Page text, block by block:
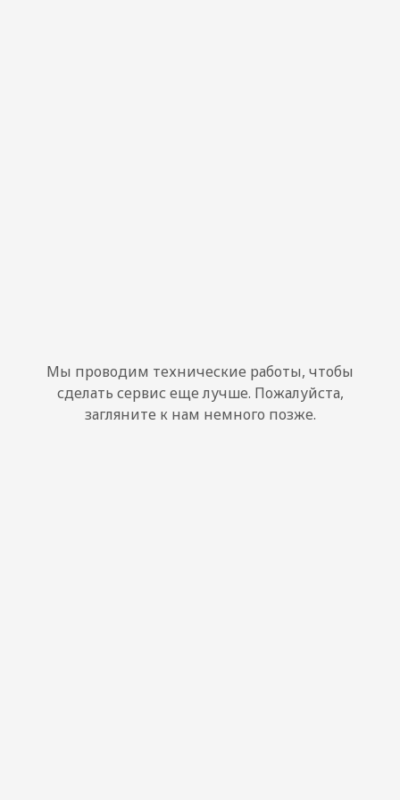
Мы проводим технические работы, чтобы
сделать сервис еще лучше. Пожалуйста,
загляните к нам немного позже.